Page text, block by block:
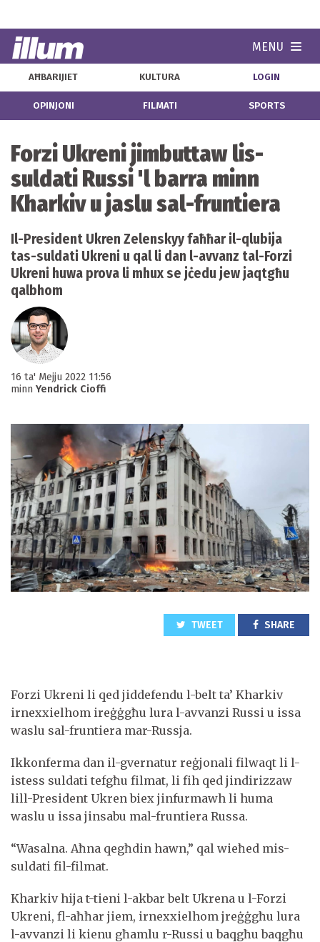
MENU
AĦBARIJIET KULTURA LOGIN
OPINJONI FILMATI SPORTS
Forzi Ukreni jimbuttaw lis-
suldati Russi 'l barra minn
Kharkiv u jaslu sal-fruntiera
Il-President Ukren Zelenskyy faħħar il-qlubija
tas-suldati Ukreni u qal li dan l-avvanz tal-Forzi
Ukreni huwa prova li mhux se jċedu jew jaqtgħu
qalbhom
16 ta' Mejju 2022 11:56
minn Yendrick Cioffi
TWEET SHARE
Forzi Ukreni li qed jiddefendu l-belt ta’ Kharkiv
irnexxielhom ireġġgħu lura l-avvanzi Russi u issa
waslu sal-fruntiera mar-Russja.
Ikkonferma dan il-gvernatur reġjonali filwaqt li l-
istess suldati tefgħu filmat, li fih qed jindirizzaw
lill-President Ukren biex jinfurmawh li huma
waslu u issa jinsabu mal-fruntiera Russa.
“Wasalna. Aħna qegħdin hawn,” qal wieħed mis-
suldati fil-filmat.
Kharkiv hija t-tieni l-akbar belt Ukrena u l-Forzi
Ukreni, fl-aħħar jiem, irnexxielhom jreġġgħu lura
l-avvanzi li kienu għamlu r-Russi u baqgħu baqgħu